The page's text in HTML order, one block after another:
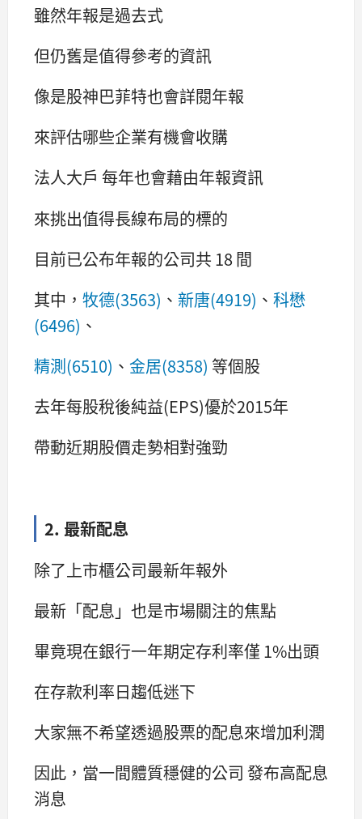
雖然年報是過去式
但仍舊是值得參考的資訊
像是股神巴菲特也會詳閱年報
來評估哪些企業有機會收購
法人大戶 每年也會藉由年報資訊
來挑出值得長線布局的標的
目前已公布年報的公司共 18 間
其中， 牧德(3563) 、 新唐(4919) 、 科懋
(6496) 、
精測(6510) 、 金居(8358) 等個股
去年每股稅後純益(EPS)優於2015年
帶動近期股價走勢相對強勁
2. 最新配息
除了上市櫃公司最新年報外
最新「配息」也是市場關注的焦點
畢竟現在銀行一年期定存利率僅 1%出頭
在存款利率日趨低迷下
大家無不希望透過股票的配息來增加利潤
因此，當一間體質穩健的公司 發布高配息
消息